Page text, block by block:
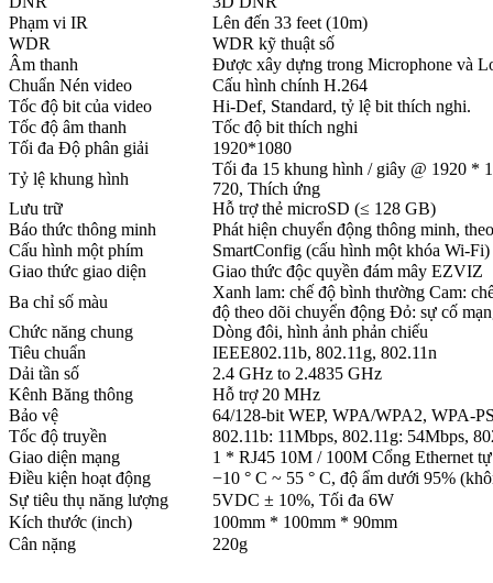
Phạm vi IR
Lên đến 33 feet (10m)
WDR
WDR kỹ thuật số
Âm thanh
Được xây dựng trong Microphone và
Chuẩn Nén video
Cấu hình chính H.264
Tốc độ bit của video
Hi-Def, Standard, tỷ lệ bit thích nghi.
Tốc độ âm thanh
Tốc độ bit thích nghi
Tối đa Độ phân giải
1920*1080
Tỷ lệ khung hình
Tối đa 15 khung hình / giây @ 1920 *
720, Thích ứng
Lưu trữ
Hỗ trợ thẻ microSD (≤ 128 GB)
Báo thức thông minh
Phát hiện chuyển động thông minh,
Cấu hình một phím
SmartConfig (cấu hình một khóa Wi-Fi)
Giao thức giao diện
Giao thức độc quyền đám mây EZVIZ
Ba chỉ số màu
Xanh lam: chế độ bình thường Cam:
độ theo dõi chuyển động Đỏ: sự cố
Chức năng chung
Dòng đôi, hình ảnh phản chiếu
Tiêu chuẩn
IEEE802.11b, 802.11g, 802.11n
Dải tần số
2.4 GHz to 2.4835 GHz
Kênh Băng thông
Hỗ trợ 20 MHz
Bảo vệ
64/128-bit WEP, WPA/WPA2, WPA-
Tốc độ truyền
802.11b: 11Mbps, 802.11g: 54Mbps,
Giao diện mạng
1 * RJ45 10M / 100M Cổng Ethernet
Điều kiện hoạt động
−10 ° C ~ 55 ° C, độ ẩm dưới 95%
Sự tiêu thụ năng lượng
5VDC ± 10%, Tối đa 6W
Kích thước (inch)
100mm * 100mm * 90mm
Cân nặng
220g